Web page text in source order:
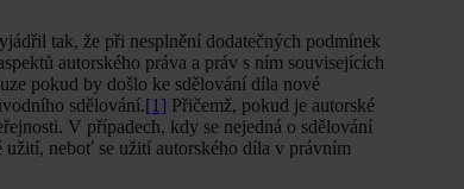
tak, že při nesplnění dodatečných podmínek
autorského práva a práv s ním souvisejících
pokud by došlo ke sdělování díla nové
sdělování.[1] Přičemž, pokud je autorské
V případech, kdy se nejedná o sdělování
užití, neboť se užití autorského díla v právním